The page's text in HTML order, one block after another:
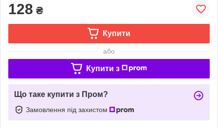
128 ₴
Купити
або
Купити з
Що таке купити з Пром?
Замовлення під захистом